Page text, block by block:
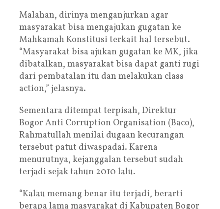
Malahan, dirinya menganjurkan agar
masyarakat bisa mengajukan gugatan ke
Mahkamah Konstitusi terkait hal tersebut.
“Masyarakat bisa ajukan gugatan ke MK, jika
dibatalkan, masyarakat bisa dapat ganti rugi
dari pembatalan itu dan melakukan class
action,” jelasnya.
Sementara ditempat terpisah, Direktur
Bogor Anti Corruption Organisation (Baco),
Rahmatullah menilai dugaan kecurangan
tersebut patut diwaspadai. Karena
menurutnya, kejanggalan tersebut sudah
terjadi sejak tahun 2010 lalu.
“Kalau memang benar itu terjadi, berarti
berapa lama masyarakat di Kabupaten Bogor